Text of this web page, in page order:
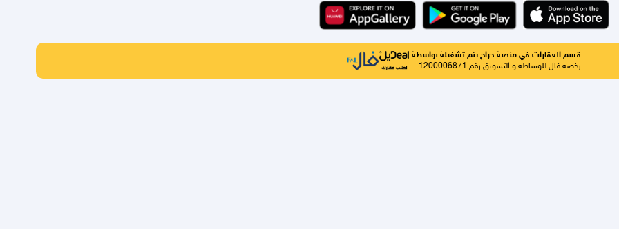
قسم العقارات في منصة حراج يتم تشغيلة بواسطة
رخصة فال للوساطة و التسويق رقم 1200006871